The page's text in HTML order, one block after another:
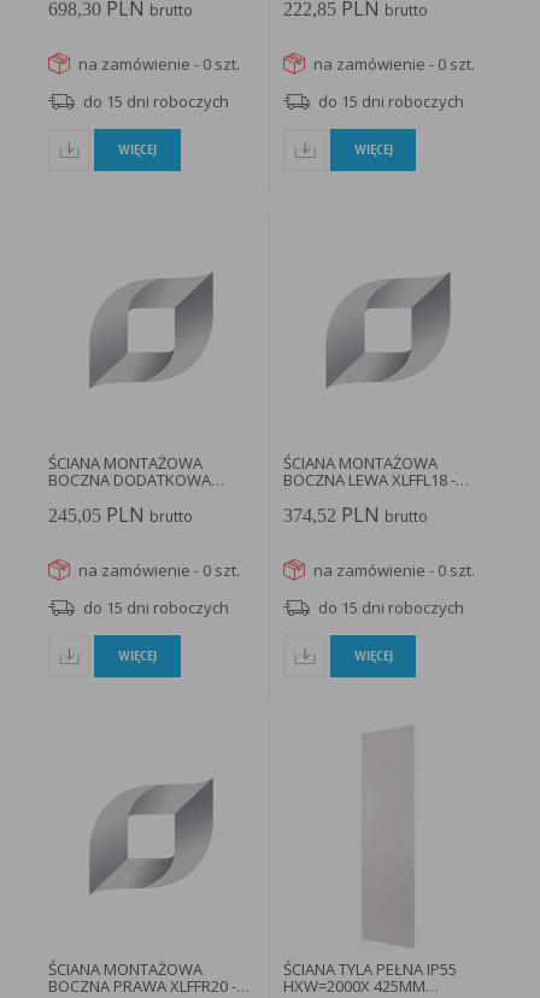
698,30PLN brutto
na zamówienie - 0 szt.
do 15 dni roboczych
WIĘCEJ
222,85 PLN brutto
na zamówienie - 0 szt.
do 15 dni roboczych
WIĘCEJ
ŚCIANA MONTAŻOWA
BOCZNA DODATKOWA
245,05PLN brutto
na zamówienie - 0 szt.
do 15 dni roboczych
WIĘCEJ
ŚCIANA MONTAŻOWA
BOCZNA LEWA XLFFL18 -
374,52 PLN brutto
na zamówienie - 0 szt.
do 15 dni roboczych
WIĘCEJ
ŚCIANA MONTAŻOWA
BOCZNA PRAWA XLFFR20 -
ŚCIANA TYLA PEŁNA IP55
HXW=2000X 425MM